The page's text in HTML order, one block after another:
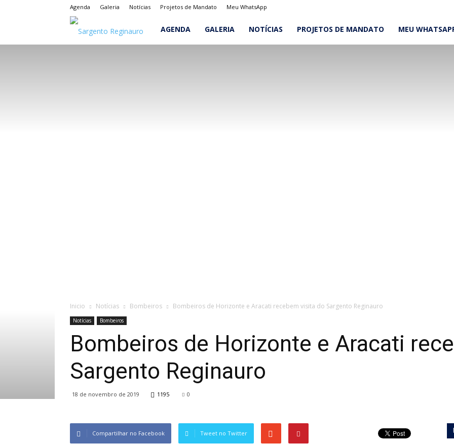
Agenda Galeria Notícias Projetos de Mandato Meu WhatsApp
Sargento
AGENDA GALERIA NOTÍCIAS PROJETOS DE MANDATO MEU
Inicio Notícias Bombeiros Bombeiros de Horizonte e Aracati recebem visita do Sargento Reginauro
Notícias Bombeiros
Bombeiros de Horizonte e Aracati
Sargento Reginauro
18 de novembro de 2019 1195 0
Compartilhar no Facebook Tweet no Twitter